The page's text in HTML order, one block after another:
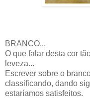
BRANCO...
O que falar desta cor
leveza...
Escrever sobre o
classificando, dando
estaríamos satisfeitos.